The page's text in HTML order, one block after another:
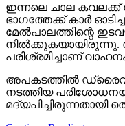
ഇന്നലെ ചാല കവലക്ക്
ഭാഗത്തേക്ക് കാർ
മേൽപാലത്തിന്റെ
നിൽക്കുകയായിരുന്നു.
പരിശ്രമിച്ചാണ്
അപകടത്തിൽ
നടത്തിയ
മദ്യപിച്ചിരുന്നതായി